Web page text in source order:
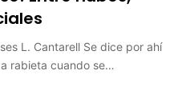
L. Cantarell Se dice por ahí
rabieta cuando se…